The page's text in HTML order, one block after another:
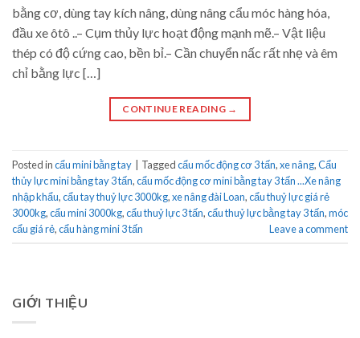
bằng cơ, dùng tay kích nâng, dùng nâng cẩu móc hàng hóa,
đầu xe ôtô ..– Cụm thủy lực hoạt động mạnh mẽ.– Vật liệu
thép có độ cứng cao, bền bỉ.– Cần chuyển nấc rất nhẹ và êm
chỉ bằng lực […]
CONTINUE READING →
Posted incẩu mini bằng tay | Taggedcẩu mốc động cơ 3 tấn,xe nâng,Cẩu
thủy lực mini bằng tay 3 tấn,cẩu mốc động cơ mini bằng tay 3 tấn ...Xe nâng
nhập khẩu,cẩu tay thuỷ lực 3000kg,xe nâng đài Loan,cẩu thuỷ lực giá rẻ
3000kg,cẩu mini 3000kg,cẩu thuỷ lực 3 tấn,cẩu thuỷ lực bằng tay 3 tấn,móc
cẩu giá rẻ,cẩu hàng mini 3 tấn Leave a comment
GIỚI THIỆU